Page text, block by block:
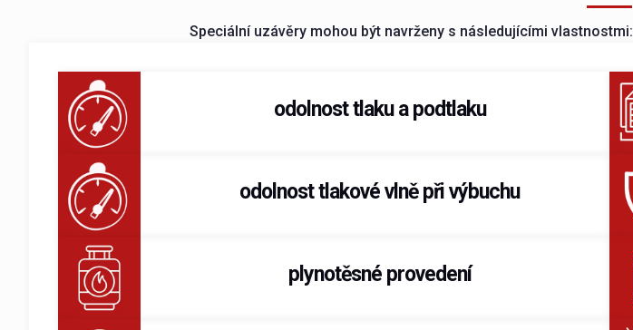
Speciální uzávěry mohou být navrženy s následujícími vlastnostmi:
odolnost tlaku a podtlaku
odolnost tlakové vlně při výbuchu
plynotěsné provedení